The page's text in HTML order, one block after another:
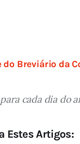
do Breviário da
cada dia do
Estes Artigos: